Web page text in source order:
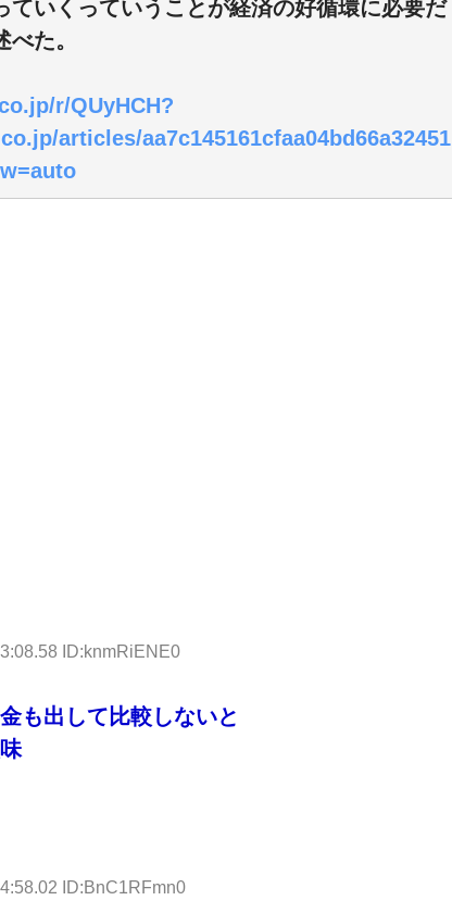
ていくっていうことが経済の好循環に必要だ
た。
r/QUyHCH?
articles/aa7c145161cfaa04bd66a32451
ID:knmRiENE0
も出して比較しないと
ID:BnC1RFmn0